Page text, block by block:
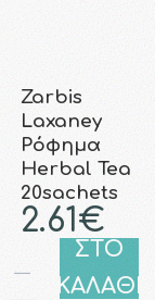
Zarbis
Laxaney
Ρόφημα
Herbal Tea
20sachets
2.61€
ΣΤΟ
ΚΑΛΑΘΙ